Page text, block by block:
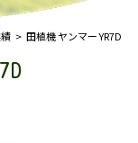
田植機 ヤンマー YR7D